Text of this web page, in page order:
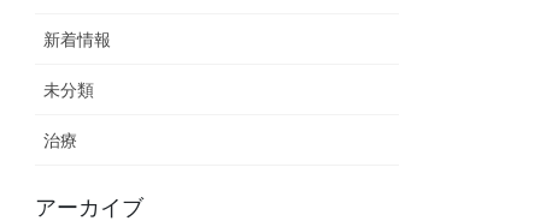
新着情報
未分類
治療
アーカイブ